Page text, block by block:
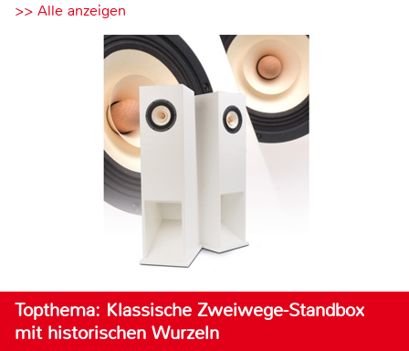
>> Alle anzeigen
Topthema: Klassische Zweiwege-Standbox
mit historischen Wurzeln